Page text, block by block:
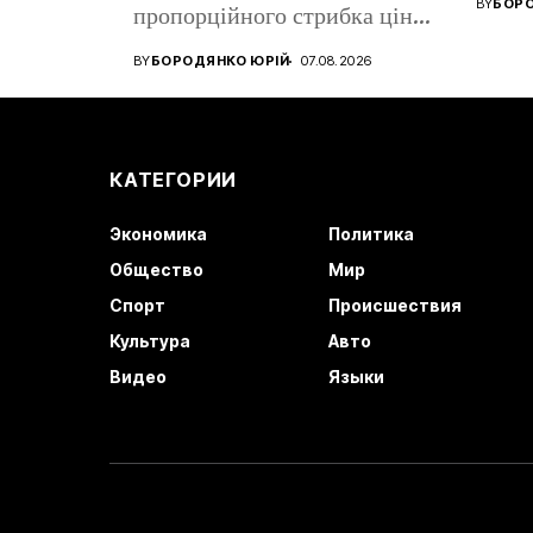
пропорційного стрибка цін
на зарядних станціях. За...
BYБОРОДЯНКО ЮРІЙ 07.08.2026
BY
КАТЕГОРИИ
Экономика
Политика
Общество
Мир
Спорт
Происшествия
Культура
Авто
Видео
Языки